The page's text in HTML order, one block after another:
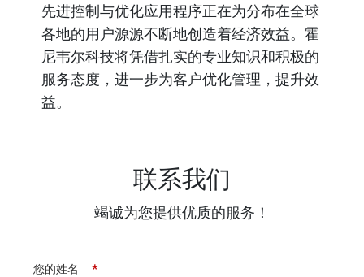
先进控制与优化应用程序正在为分布在全球
各地的用户源源不断地创造着经济效益。霍
尼韦尔科技将凭借扎实的专业知识和积极的
服务态度，进一步为客户优化管理，提升效
益。
联系我们
竭诚为您提供优质的服务！
*
您的姓名